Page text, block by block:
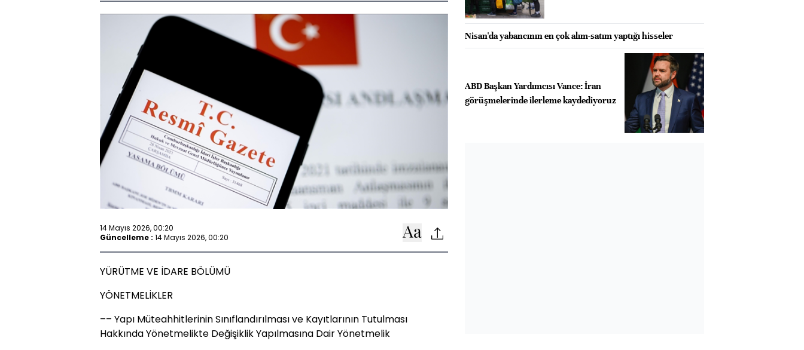
14 Mayıs 2026, 00:20
Güncelleme : 14 Mayıs 2026, 00:20
YÜRÜTME VE İDARE BÖLÜMÜ
YÖNETMELİKLER
–– Yapı Müteahhitlerinin Sınıflandırılması ve Kayıtlarının Tutulması
Hakkında Yönetmelikte Değişiklik Yapılmasına Dair Yönetmelik
Nisan'da yabancının en çok alım-satım yaptığı hisseler
ABD Başkan Yardımcısı Vance: İran
görüşmelerinde ilerleme kaydediyoruz